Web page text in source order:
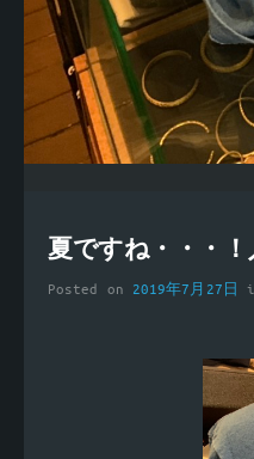
夏ですね・・・！
Posted on 2019年7月27日